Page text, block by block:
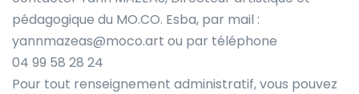
pédagogique du MO.CO. Esba, par mail :
yannmazeas@moco.art ou par téléphone
04 99 58 28 24
Pour tout renseignement administratif, vous pouvez